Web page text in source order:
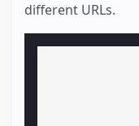
different URLs.